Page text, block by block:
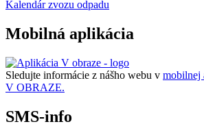
Kalendár zvozu odpadu
Mobilná aplikácia
Sledujte informácie z nášho webu v mobilnej
V OBRAZE.
SMS-info